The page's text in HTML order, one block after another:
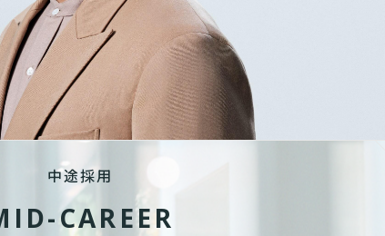
中途採用
CAREER